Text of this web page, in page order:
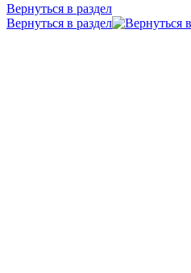
Вернуться в раздел
Вернуться в раздел